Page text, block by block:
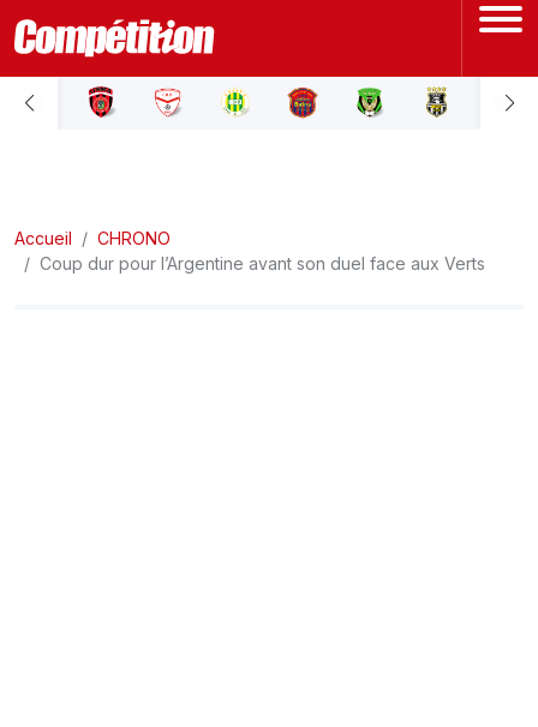
ACCUEIL
LIGUE 2
Accueil
CHRONO
Coup dur pour l’Argentine avant son duel face aux Verts